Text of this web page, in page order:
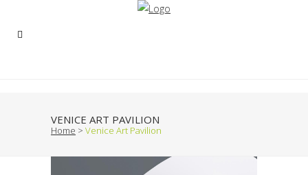
VENICE ART PAVILION
Home > Venice Art Pavilion